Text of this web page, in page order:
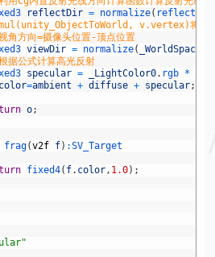
reflectDir = normalize( reflect
v.vertex)将顶点
角方向=摄像头位置-顶点位置
viewDir = normalize(
据公式计算高光反射
specular = _LightColor0. rgb *
color=ambient + diffuse + specular;
o;
frag(v2f f) :SV_Target
fixed4( f. color, 1.0) ;